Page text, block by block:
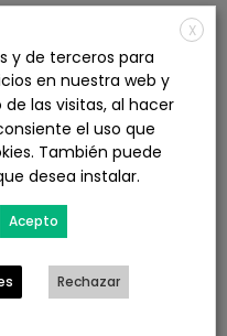
X
y de terceros para
en nuestra web y
las visitas, al hacer
el uso que
También puede
desea instalar.
Acepto
Rechazar